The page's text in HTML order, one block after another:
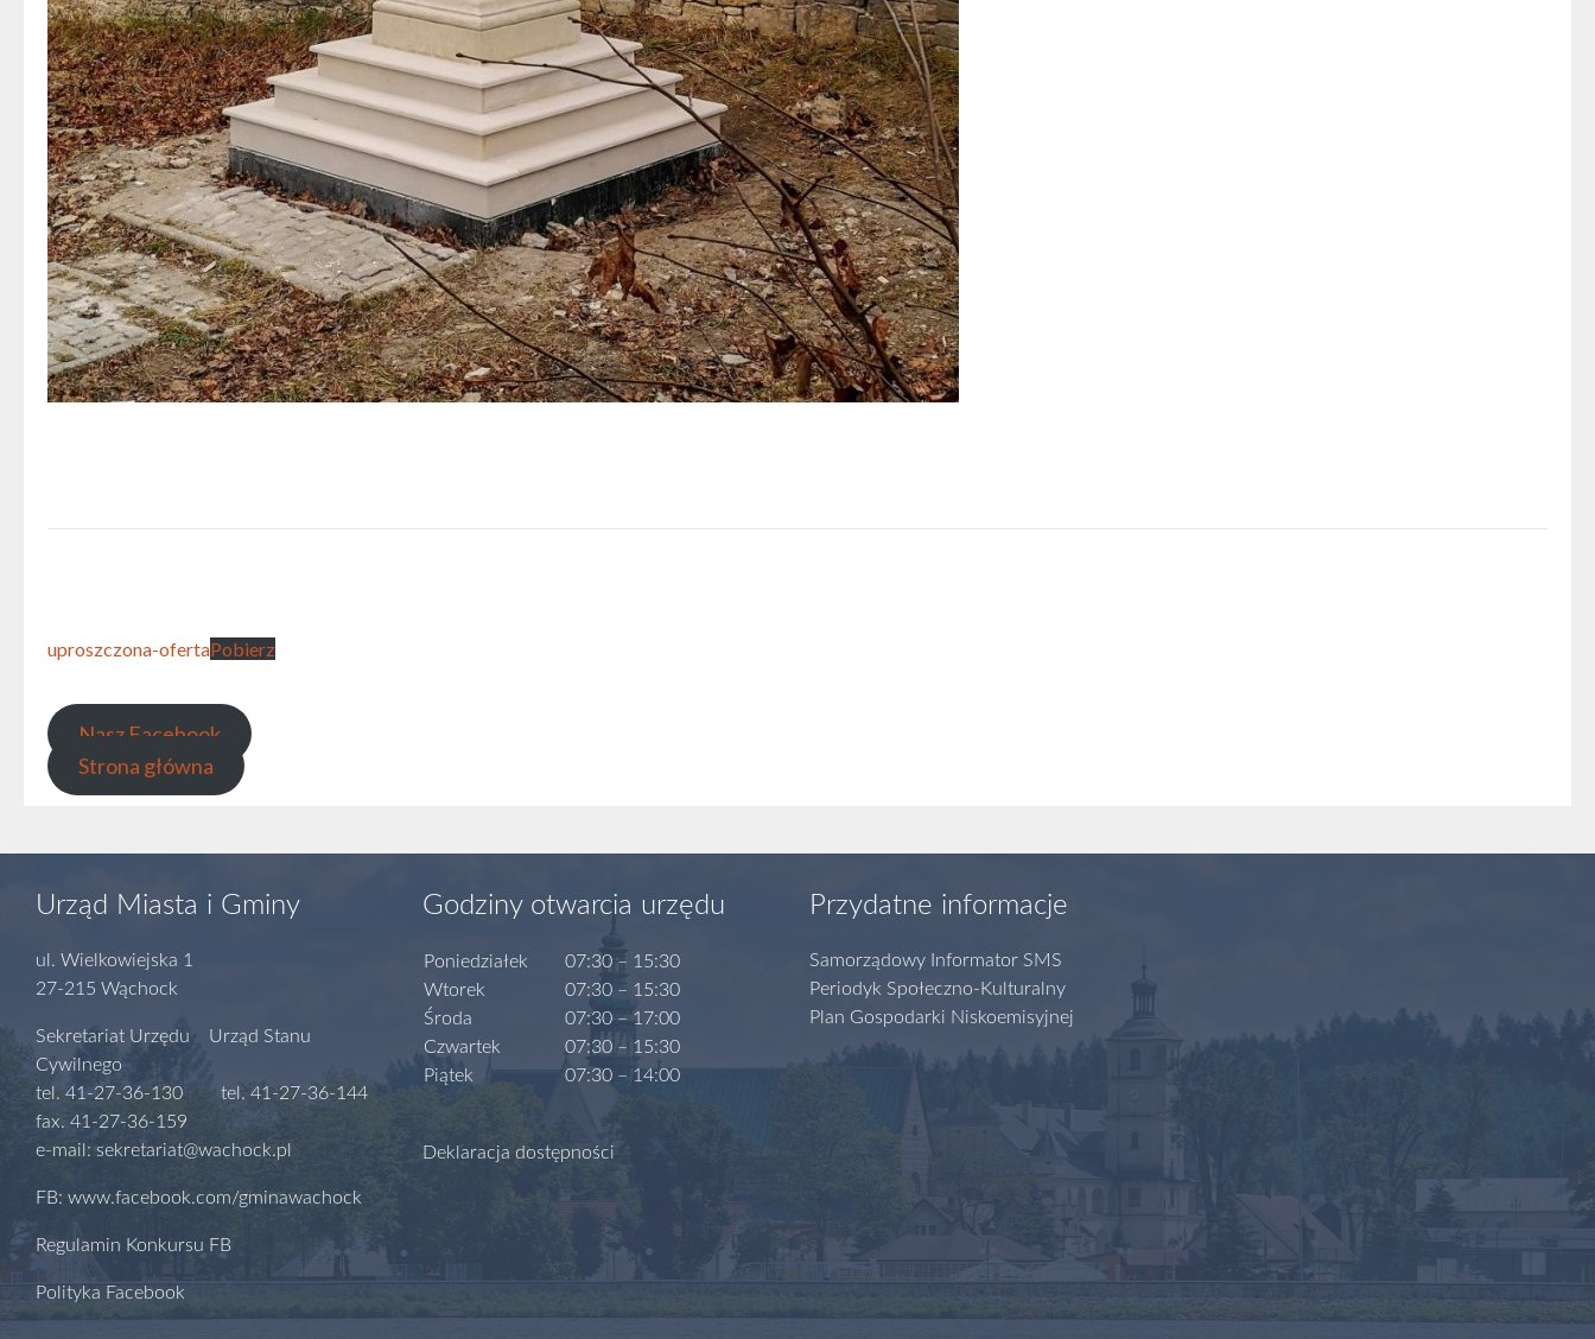
uproszczona-ofertaPobierz
Nasz Facebook
Strona główna
Urząd Miasta i Gminy
ul. Wielkowiejska 1
27-215 Wąchock
Sekretariat Urzędu Urząd Stanu
Cywilnego
tel. 41-27-36-130 tel. 41-27-36-144
fax. 41-27-36-159
e-mail: sekretariat@wachock.pl
FB: www.facebook.com/gminawachock
Regulamin Konkursu FB
Polityka Facebook
Godziny otwarcia urzędu
Poniedziałek
Wtorek
Środa
Czwartek
Piątek
07:30 – 15:30
07:30 – 15:30
07:30 – 17:00
07:30 – 15:30
07:30 – 14:00
Deklaracja dostępności
Przydatne informacje
Samorządowy Informator SMS
Periodyk Społeczno-Kulturalny
Plan Gospodarki Niskoemisyjnej